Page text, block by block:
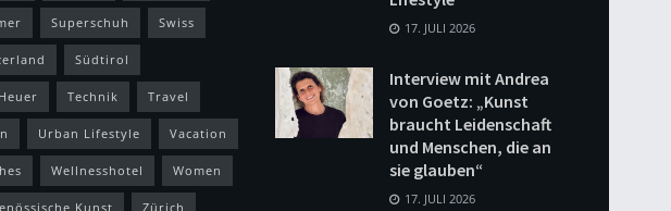
Superschuh Swiss
Südtirol
Technik Travel
Urban Lifestyle Vacation
Wellnesshotel Women
Kunst Zürich
17. JULI 2026
Interview mit Andrea
von Goetz: „Kunst
braucht Leidenschaft
und Menschen, die an
sie glauben“
17. JULI 2026